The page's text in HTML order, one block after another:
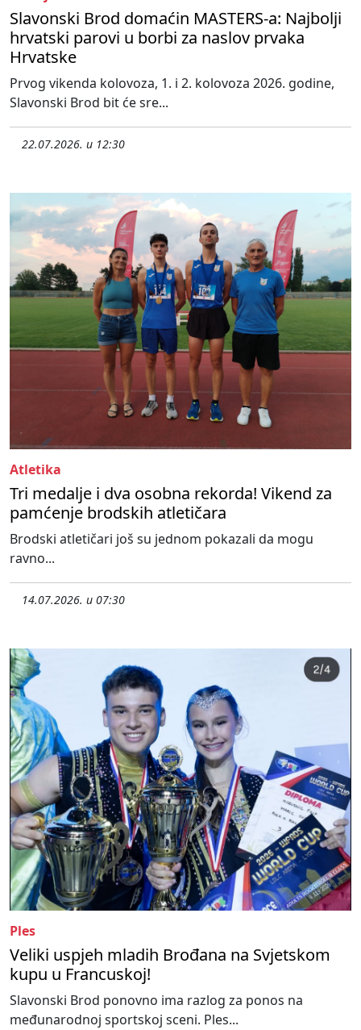
Slavonski Brod domaćin MASTERS-a: Najbolji
hrvatski parovi u borbi za naslov prvaka
Hrvatske
Prvog vikenda kolovoza, 1. i 2. kolovoza 2026. godine,
Slavonski Brod bit će sre...
22.07.2026. u 12:30
Atletika
Tri medalje i dva osobna rekorda! Vikend za
pamćenje brodskih atletičara
Brodski atletičari još su jednom pokazali da mogu
ravno...
14.07.2026. u 07:30
Ples
Veliki uspjeh mladih Brođana na Svjetskom
kupu u Francuskoj!
Slavonski Brod ponovno ima razlog za ponos na
međunarodnoj sportskoj sceni. Ples...